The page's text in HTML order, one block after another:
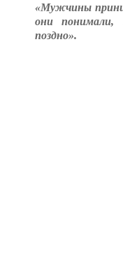
«Мужчины
они
поздно».